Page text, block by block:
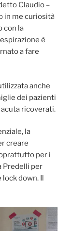
Claudio –
in me curiosità
con la
è
a fare
anche
dei pazienti
ricoverati.
la
creare
per i
Predelli per
down. Il